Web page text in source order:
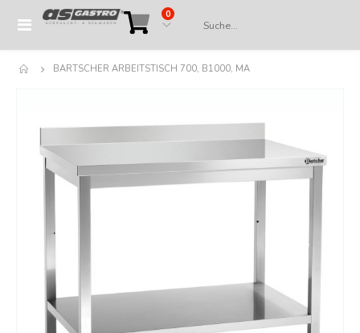
Navigation
Cart
0Artikel
BARTSCHER ARBEITSTISCH 700, B1000, MA
Bildergalerie